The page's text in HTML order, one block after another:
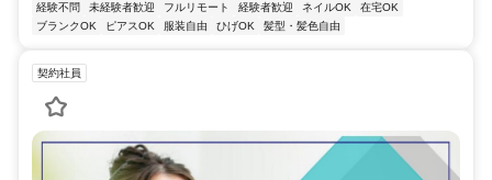
経験不問
未経験者歓迎 フルリモート 経験者歓迎 ネイルOK
在宅OK
ブランクOK
ピアスOK 服装自由 ひげOK 髪型・髪色自由
契約社員